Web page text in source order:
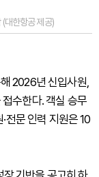
대한항공 제공)
2026년 신입사원,
수한다. 객실 승무
전문 인력 지원은 10